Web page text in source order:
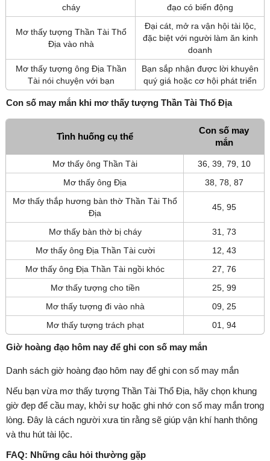
cháy
đạo có biến động
Mơ thấy tượng Thần Tài Thổ
Địa vào nhà
Đại cát, mở ra vận hội tài lộc,
đặc biệt với người làm ăn kinh
doanh
Mơ thấy tượng ông Địa Thần
Tài nói chuyện với bạn
Bạn sắp nhận được lời khuyên
quý giá hoặc cơ hội phát triển
Con số may mắn khi mơ thấy tượng Thần Tài Thổ Địa
Tình huống cụ thể
Con số may
mắn
Mơ thấy ông Thần Tài
36, 39, 79, 10
Mơ thấy ông Địa
38, 78, 87
Mơ thấy thắp hương bàn thờ Thần Tài Thổ
Địa
45, 95
Mơ thấy bàn thờ bị cháy
31, 73
Mơ thấy ông Địa Thần Tài cười
12, 43
Mơ thấy ông Địa Thần Tài ngồi khóc
27, 76
Mơ thấy tượng cho tiền
25, 99
Mơ thấy tượng đi vào nhà
09, 25
Mơ thấy tượng trách phạt
01, 94
Giờ hoàng đạo hôm nay để ghi con số may mắn
Danh sách giờ hoàng đạo hôm nay để ghi con số may mắn
Nếu bạn vừa mơ thấy tượng Thần Tài Thổ Địa, hãy chọn khung
giờ đẹp để cầu may, khởi sự hoặc ghi nhớ con số may mắn trong
lòng. Đây là cách người xưa tin rằng sẽ giúp vận khí hanh thông
và thu hút tài lộc.
FAQ: Những câu hỏi thường gặp